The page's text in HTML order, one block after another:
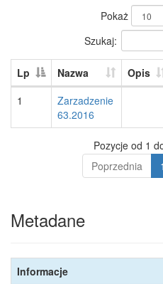
Pokaż
Szukaj:
Lp Nazwa Opis
1
Zarzadzenie
63.2016
Pozycje od 1
Poprzednia
1
Metadane
Informacje